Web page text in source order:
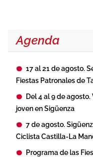
Agenda
17 al 21 de agosto.
Fiestas Patronales de
Del 4 al 9 de
joven en Sigüenza
7 de agosto.
Ciclista Castilla-La
Programa de las